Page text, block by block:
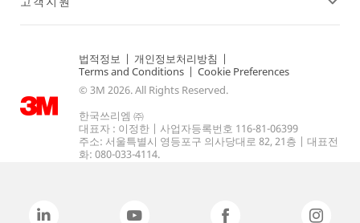
법적정보 | 개인정보처리방침 |
Terms and Conditions | Cookie Preferences
© 3M 2026. All Rights Reserved.
한국쓰리엠 ㈜
대표자 : 이정한 | 사업자등록번호 116-81-06399
주소: 서울특별시 영등포구 의사당대로 82, 21층 | 대표전
화: 080-033-4114.